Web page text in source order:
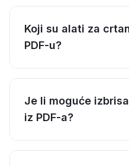
Koji su alati za
PDF-u?
Je li moguće
iz PDF-a?